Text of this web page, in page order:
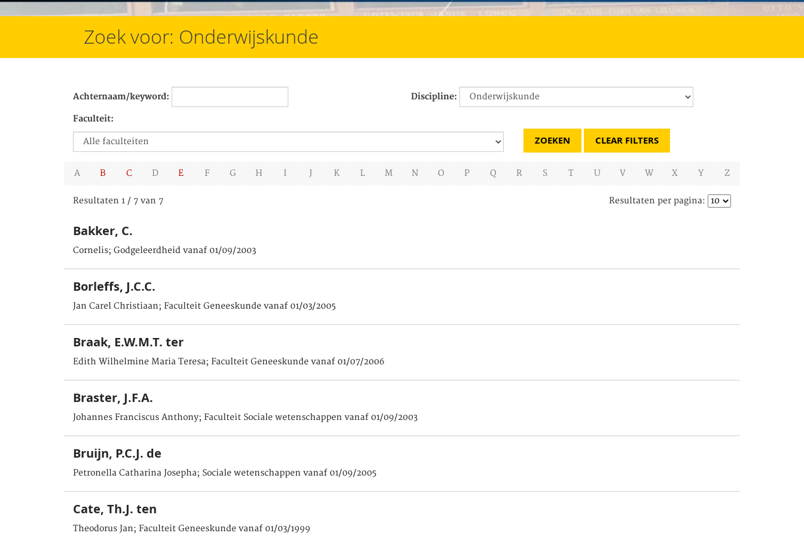
Zoek voor: Onderwijskunde
Achternaam/keyword: Discipline:
Faculteit:
CLEAR FILTERS
A B C D E F G H I J K L M N O P Q R S T U V W X Y Z
Resultaten 1 / 7 van 7 Resultaten per pagina:
Bakker, C.
Cornelis; Godgeleerdheid vanaf 01/09/2003
Borleffs, J.C.C.
Jan Carel Christiaan; Faculteit Geneeskunde vanaf 01/03/2005
Braak, E.W.M.T. ter
Edith Wilhelmine Maria Teresa; Faculteit Geneeskunde vanaf 01/07/2006
Braster, J.F.A.
Johannes Franciscus Anthony; Faculteit Sociale wetenschappen vanaf 01/09/2003
Bruijn, P.C.J. de
Petronella Catharina Josepha; Sociale wetenschappen vanaf 01/09/2005
Cate, Th.J. ten
Theodorus Jan; Faculteit Geneeskunde vanaf 01/03/1999